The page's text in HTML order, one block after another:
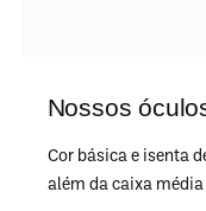
Nossos
Cor básica e isenta
além da caixa